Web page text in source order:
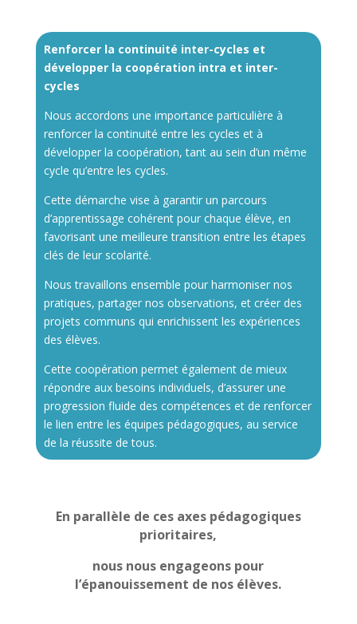
Renforcer la continuité inter-cycles et
développer la coopération intra et inter-
cycles
Nous accordons une importance particulière à
renforcer la continuité entre les cycles et à
développer la coopération, tant au sein d’un même
cycle qu’entre les cycles.
Cette démarche vise à garantir un parcours
d’apprentissage cohérent pour chaque élève, en
favorisant une meilleure transition entre les étapes
clés de leur scolarité.
Nous travaillons ensemble pour harmoniser nos
pratiques, partager nos observations, et créer des
projets communs qui enrichissent les expériences
des élèves.
Cette coopération permet également de mieux
répondre aux besoins individuels, d’assurer une
progression fluide des compétences et de renforcer
le lien entre les équipes pédagogiques, au service
de la réussite de tous.
En parallèle de ces axes pédagogiques
prioritaires,
nous nous engageons pour
l’épanouissement de nos élèves.